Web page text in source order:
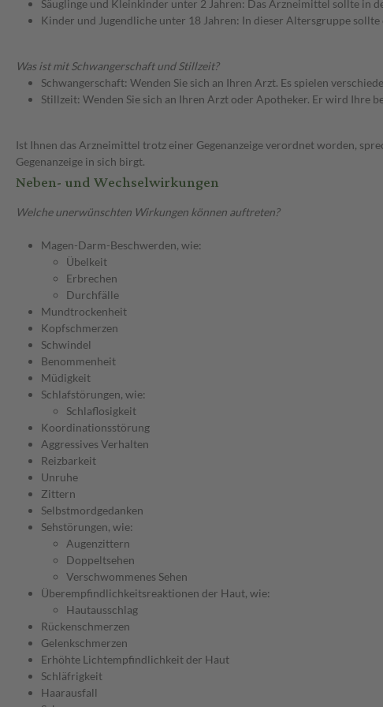
Säuglinge und Kleinkinder unter 2 Jahren: Das Arzneimittel sollte in
Kinder und Jugendliche unter 18 Jahren: In dieser Altersgruppe
Was ist mit Schwangerschaft und Stillzeit?
Schwangerschaft: Wenden Sie sich an Ihren Arzt. Es spielen
Stillzeit: Wenden Sie sich an Ihren Arzt oder Apotheker. Er wird Ihre
Ist Ihnen das Arzneimittel trotz einer Gegenanzeige verordnet worden,
Gegenanzeige in sich birgt.
Neben- und Wechselwirkungen
Welche unerwünschten Wirkungen können auftreten?
Magen-Darm-Beschwerden, wie:
Übelkeit
Erbrechen
Durchfälle
Mundtrockenheit
Kopfschmerzen
Schwindel
Benommenheit
Müdigkeit
Schlafstörungen, wie:
Schlaflosigkeit
Koordinationsstörung
Aggressives Verhalten
Reizbarkeit
Unruhe
Zittern
Selbstmordgedanken
Sehstörungen, wie:
Augenzittern
Doppeltsehen
Verschwommenes Sehen
Überempfindlichkeitsreaktionen der Haut, wie:
Hautausschlag
Rückenschmerzen
Gelenkschmerzen
Erhöhte Lichtempfindlichkeit der Haut
Schläfrigkeit
Haarausfall